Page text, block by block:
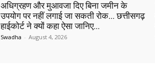
अधिग्रहण और मुआवजा दिए बिना जमीन के
उपयोग पर नहीं लगाई जा सकती रोक… छत्तीसगढ़
हाईकोर्ट ने क्यों कहा ऐसा जानिए…
Swadha - August 4, 2026